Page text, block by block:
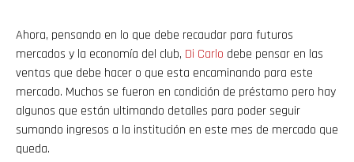
Ahora, pensando en lo que debe recaudar para futuros
mercados y la economía del club, Di Carlo debe pensar en las
ventas que debe hacer o que esta encaminando para este
mercado. Muchos se fueron en condición de préstamo pero hay
algunos que están ultimando detalles para poder seguir
sumando ingresos a la institución en este mes de mercado que
queda.